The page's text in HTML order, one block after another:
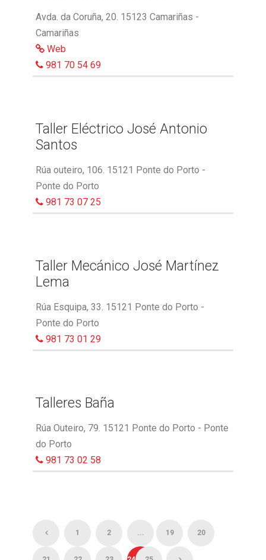
Avda. da Coruña, 20. 15123 Camariñas -
Camariñas
Web
981 70 54 69
Taller Eléctrico José Antonio
Santos
Rúa outeiro, 106. 15121 Ponte do Porto -
Ponte do Porto
981 73 07 25
Taller Mecánico José Martínez
Lema
Rúa Esquipa, 33. 15121 Ponte do Porto -
Ponte do Porto
981 73 01 29
Talleres Baña
Rúa Outeiro, 79. 15121 Ponte do Porto - Ponte
do Porto
981 73 02 58
1 2 ... 19 20